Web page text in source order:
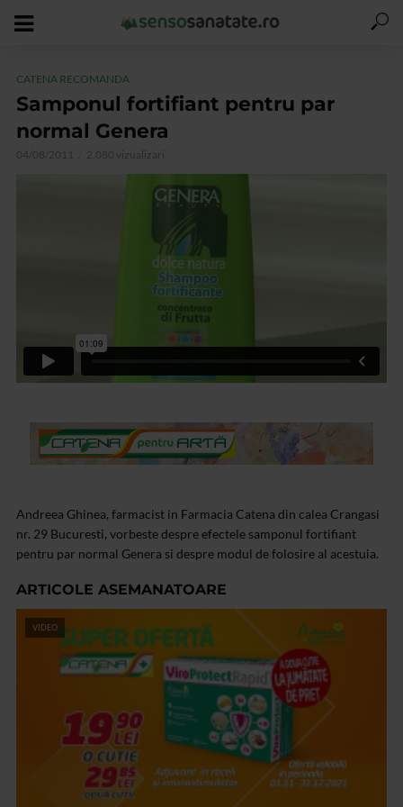
CATENA RECOMANDA
Samponul fortifiant pentru par
normal Genera
04/08/2011 2.080 vizualizari
Andreea Ghinea, farmacist in Farmacia Catena din calea Crangasi
nr. 29 Bucuresti, vorbeste despre efectele samponul fortifiant
pentru par normal Genera si despre modul de folosire al acestuia.
ARTICOLE ASEMANATOARE
VIDEO